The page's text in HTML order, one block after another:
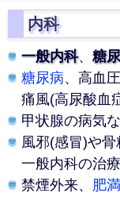
内科
一般内科、 糖
糖尿病、高血
痛風(高尿酸血
甲状腺の病気
風邪(感冒)や
一般内科の治
禁煙外来、 肥